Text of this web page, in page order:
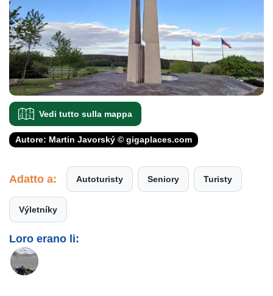
Vedi tutto sulla mappa
Autore: Martin Javorský © gigaplaces.com
Adatto a: Autoturisty Seniory Turisty
Výletníky
Loro erano li: